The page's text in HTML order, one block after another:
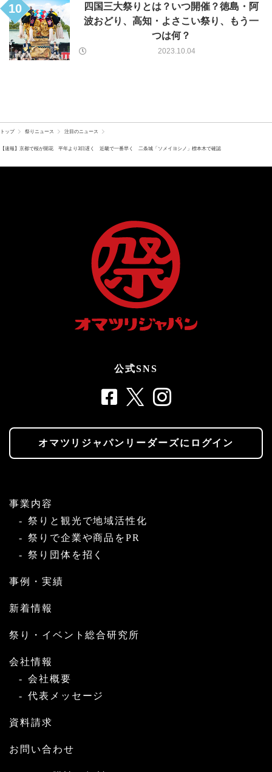
四国三大祭りとは？いつ開催？徳島・阿
波おどり、高知・よさこい祭り、もう一
つは何？
2023.10.04
10
トップ 祭りニュース 注目のニュース
【速報】京都で桜が開花 平年より3日遅く 近畿で一番早く 二条城「ソメイヨシノ」標本木で確認
公式SNS
オマツリジャパンリーダーズにログイン
事業内容
祭りと観光で地域活性化
祭りで企業や商品をPR
祭り団体を招く
事例・実績
新着情報
祭り・イベント総合研究所
会社情報
会社概要
代表メッセージ
資料請求
お問い合わせ